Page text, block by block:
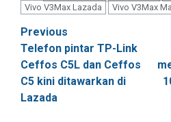
Vivo V3Max Lazada
Vivo V3Max
Post
navigation
Previous
Telefon pintar TP-Link
Ceffos C5L dan Ceffos
C5 kini ditawarkan di
Lazada